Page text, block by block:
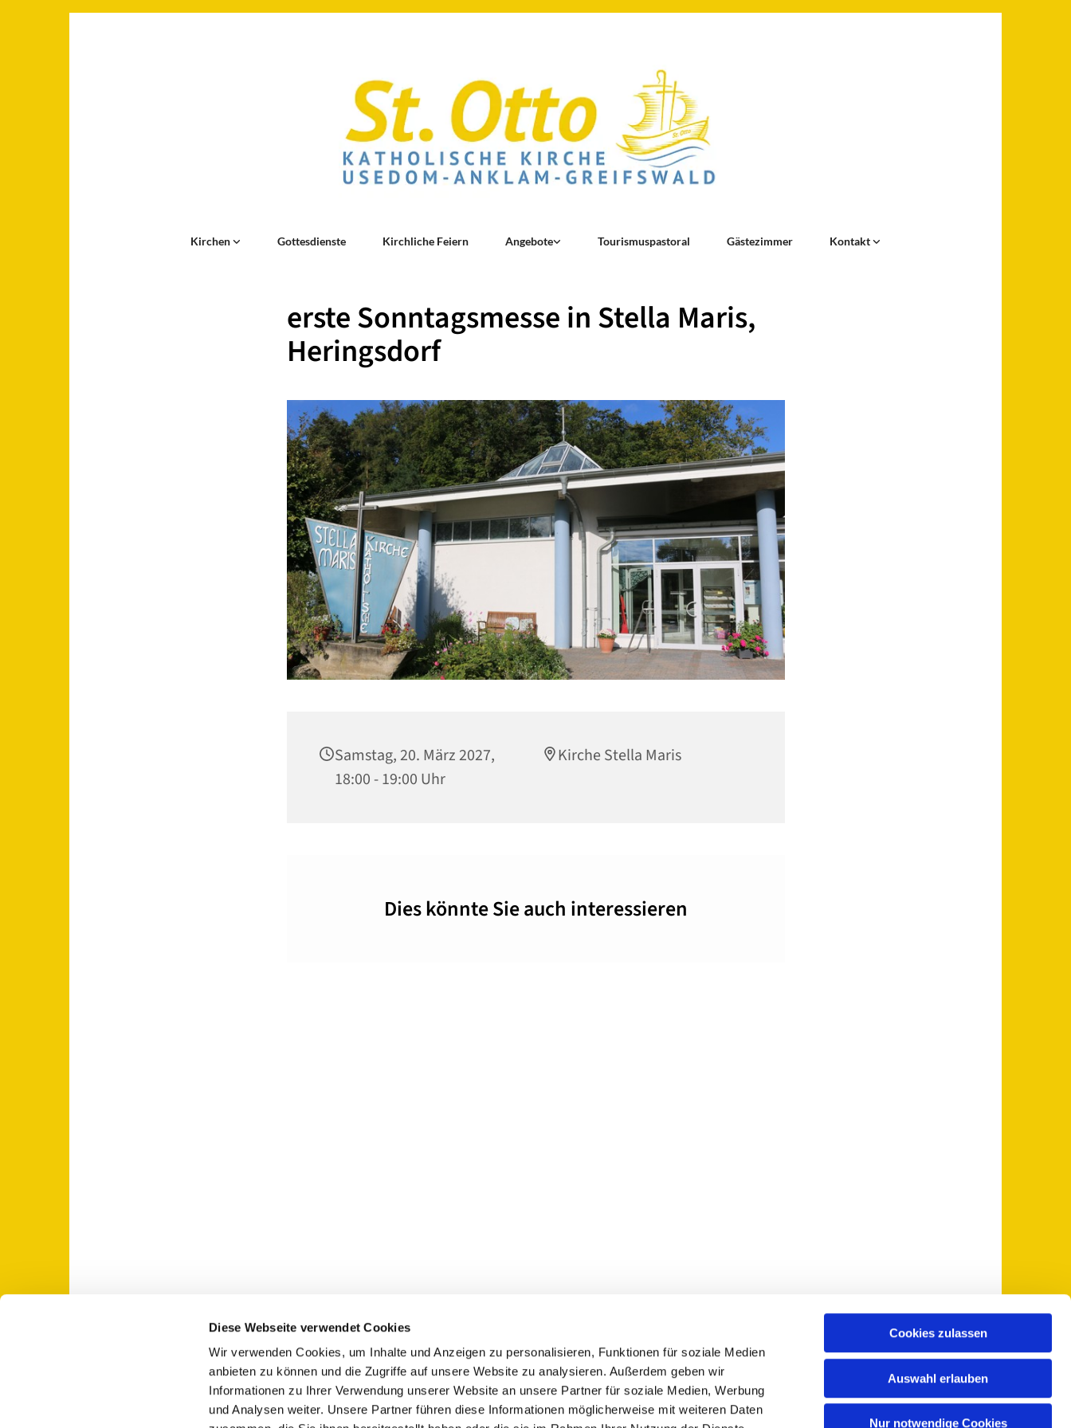
Diese Webseite verwendet Cookies
Wir verwenden Cookies, um Inhalte und Anzeigen zu personalisieren, Funktionen für soziale Medien
anbieten zu können und die Zugriffe auf unsere Website zu analysieren. Außerdem geben wir
Informationen zu Ihrer Verwendung unserer Website an unsere Partner für soziale Medien, Werbung
und Analysen weiter. Unsere Partner führen diese Informationen möglicherweise mit weiteren Daten
Cookies zulassen
Auswahl erlauben
Nur notwendige Cookies
Kirchen Gottesdienste Kirchliche Feiern Angebote Tourismuspastoral Gästezimmer Kontakt
erste Sonntagsmesse in Stella Maris,
Heringsdorf
Samstag, 20. März 2027,
18:00 - 19:00 Uhr
Kirche Stella Maris
Dies könnte Sie auch interessieren
St. Otto: Katholische Kirche Usedom-Anklam-Greifswald · Bahnhofstr. 15, 17489 Greifswald+49 3834 5735-0
pfarramt@sankt-otto.de
Kontaktinformationen
Impressum
Hinweisgebersystem